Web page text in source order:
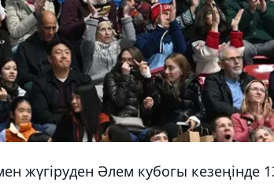
жүгіруден Әлем кубогы кезеңінде